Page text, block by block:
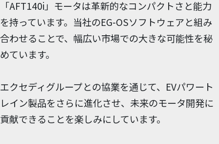
「AFT140i」モータは革新的なコンパクトさと能力
を持っています。当社のEG-OSソフトウェアと組み
合わせることで、幅広い市場での大きな可能性を秘
めています。
エクセディグループとの協業を通じて、EVパワート
レイン製品をさらに進化させ、未来のモータ開発に
貢献できることを楽しみにしています。